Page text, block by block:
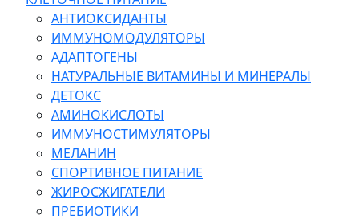
АНТИОКСИДАНТЫ
ИММУНОМОДУЛЯТОРЫ
АДАПТОГЕНЫ
НАТУРАЛЬНЫЕ ВИТАМИНЫ И МИНЕРАЛЫ
ДЕТОКС
АМИНОКИСЛОТЫ
ИММУНОСТИМУЛЯТОРЫ
МЕЛАНИН
СПОРТИВНОЕ ПИТАНИЕ
ЖИРОСЖИГАТЕЛИ
ПРЕБИОТИКИ